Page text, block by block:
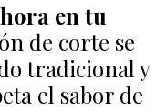
en tu
de corte se
tradicional y
el sabor de